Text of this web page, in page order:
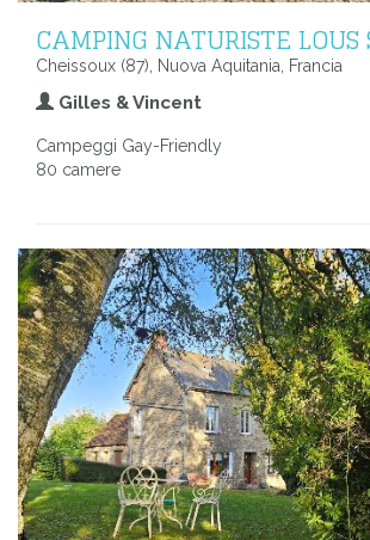
CAMPING NATURISTE LOUS
Cheissoux (87), Nuova Aquitania, Francia
Gilles & Vincent
Campeggi Gay-Friendly
80 camere